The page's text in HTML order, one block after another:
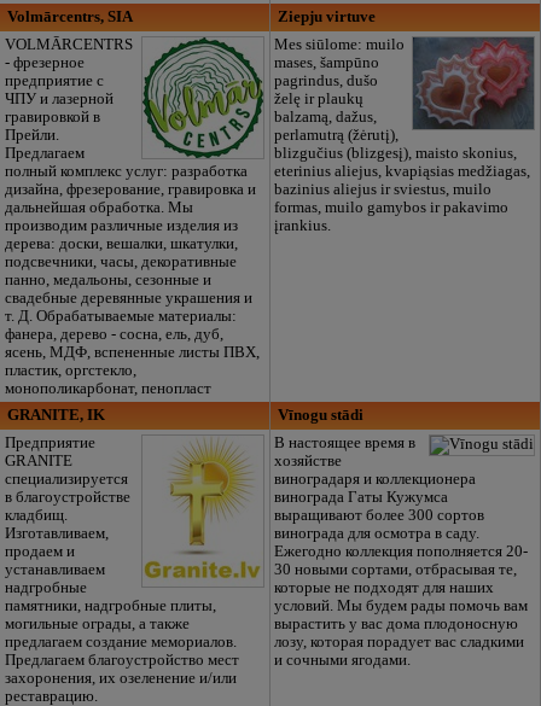
Volmārcentrs, SIA
VOLMĀRCENTRS
- фрезерное
предприятие с
ЧПУ и лазерной
гравировкой в
Прейли.
Предлагаем
полный комплекс услуг: разработка
дизайна, фрезерование, гравировка и
дальнейшая обработка. Мы
производим различные изделия из
дерева: доски, вешалки, шкатулки,
подсвечники, часы, декоративные
панно, медальоны, сезонные и
свадебные деревянные украшения и
т. Д. Обрабатываемые материалы:
фанера, дерево - сосна, ель, дуб,
ясень, МДФ, вспененные листы ПВХ,
пластик, оргстекло,
монополикарбонат, пенопласт
Ziepju virtuve
Mes siūlome: muilo
mases, šampūno
pagrindus, dušo
želę ir plaukų
balzamą, dažus,
perlamutrą (žėrutį),
blizgučius (blizgesį), maisto skonius,
eterinius aliejus, kvapiąsias medžiagas,
bazinius aliejus ir sviestus, muilo
formas, muilo gamybos ir pakavimo
įrankius.
GRANITE, IK
Предприятие
GRANITE
специализируется
в благоустройстве
кладбищ.
Изготавливаем,
продаем и
устанавливаем
надгробные
памятники, надгробные плиты,
могильные ограды, а также
предлагаем создание мемориалов.
Предлагаем благоустройство мест
захоронения, их озеленение и/или
реставрацию.
Vīnogu stādi
В настоящее время в
хозяйстве
виноградаря и коллекционера
винограда Гаты Кужумса
выращивают более 300 сортов
винограда для осмотра в саду.
Ежегодно коллекция пополняется 20-
30 новыми сортами, отбрасывая те,
которые не подходят для наших
условий. Мы будем рады помочь вам
вырастить у вас дома плодоносную
лозу, которая порадует вас сладкими
и сочными ягодами.